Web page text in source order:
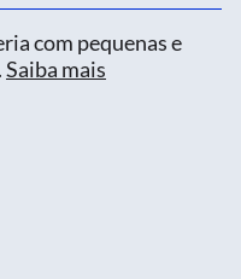
com pequenas e
Saiba mais